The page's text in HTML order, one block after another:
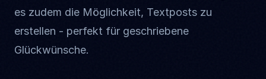
es zudem die Möglichkeit, Textposts zu
erstellen - perfekt für geschriebene
Glückwünsche.